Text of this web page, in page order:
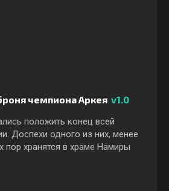
чемпиона Аркея v1.0
положить конец всей
Доспехи одного из них, менее
пор хранятся в храме Намиры